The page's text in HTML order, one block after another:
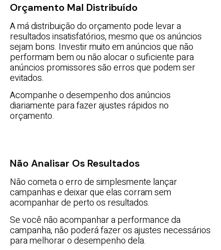
Orçamento Mal Distribuído
A má distribuição do orçamento pode levar a
resultados insatisfatórios, mesmo que os anúncios
sejam bons. Investir muito em anúncios que não
performam bem ou não alocar o suficiente para
anúncios promissores são erros que podem ser
evitados.
Acompanhe o desempenho dos anúncios
diariamente para fazer ajustes rápidos no
orçamento.
Não Analisar Os Resultados
Não cometa o erro de simplesmente lançar
campanhas e deixar que elas corram sem
acompanhar de perto os resultados.
Se você não acompanhar a performance da
campanha, não poderá fazer os ajustes necessários
para melhorar o desempenho dela.